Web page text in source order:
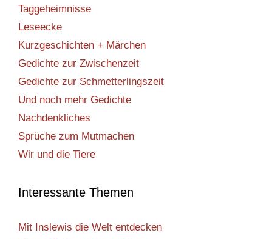
Taggeheimnisse
Leseecke
Kurzgeschichten + Märchen
Gedichte zur Zwischenzeit
Gedichte zur Schmetterlingszeit
Und noch mehr Gedichte
Nachdenkliches
Sprüche zum Mutmachen
Wir und die Tiere
Interessante Themen
Mit Inslewis die Welt entdecken